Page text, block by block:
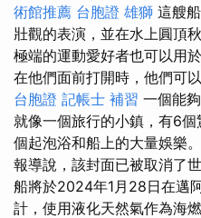
術館推薦 台胞證 雄獅 這艘
壯觀的表演，並在水上圓頂
極端的運動愛好者也可以用
在他們面前打開時，他們可
台胞證 記帳士 補習 一個能
就像一個旅行的小鎮，有6
個起泡浴和船上的大量娛樂。
報導說，該封面已被取消了
船將於2024年1月28日在邁
計，使用液化天然氣作為海